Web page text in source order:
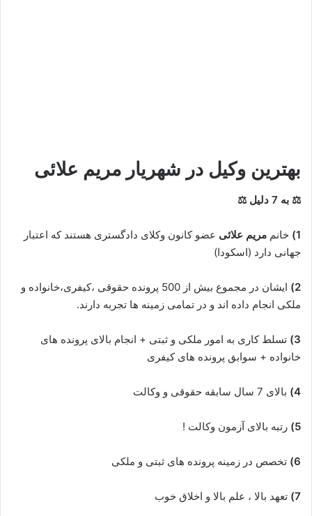
بهترین وکیل در شهریار مریم علائی
⚖ به 7 دلیل ⚖
1) خانم مریم علائی عضو کانون وکلای دادگستری هستند که اعتبار
جهانی دارد (اسکودا)
2)
ایشان در مجموع بیش از 500 پرونده حقوقی ،کیفری،خانواده و
ملکی انجام داده اند و در تمامی زمینه ها تجربه دارند.
3) تسلط کاری به امور ملکی و ثبتی + انجام بالای پرونده های
خانواده + سوابق پرونده های کیفری
4) بالای 7 سال سابقه حقوقی و وکالت
5) رتبه بالای آزمون وکالت !
6) تخصص در زمینه پرونده های ثبتی و ملکی
7) تعهد بالا ، علم بالا و اخلاق خوب